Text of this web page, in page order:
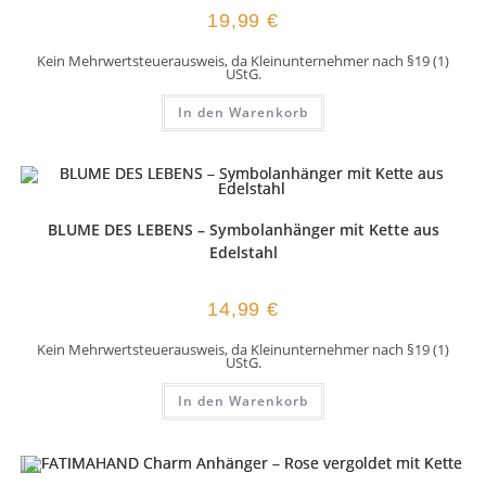
19,99€
Kein Mehrwertsteuerausweis, da Kleinunternehmer nach §19 (1)
UStG.
In den Warenkorb
BLUME DES LEBENS – Symbolanhänger mit Kette aus
Edelstahl
14,99€
Kein Mehrwertsteuerausweis, da Kleinunternehmer nach §19 (1)
UStG.
In den Warenkorb